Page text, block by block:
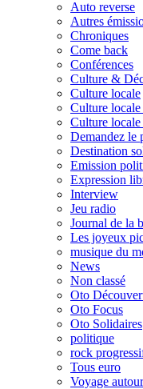
Auto reverse
Autres
Chroniques
Come back
Conférences
Culture &
Culture locale
Culture
Culture
Demandez le
Destination
Emission
Expression
Interview
Jeu radio
Journal de la
Les joyeux
musique du
News
Non classé
Oto
Oto Focus
Oto Solidaires
politique
rock
Tous euro
Voyage